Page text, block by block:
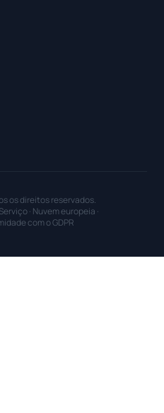
os direitos reservados.
· Nuvem europeia ·
com o GDPR